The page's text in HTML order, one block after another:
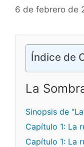
6 de febrero de
Índice de
La
Sinopsis de
Capítulo 1: La
Capítulo 1: La